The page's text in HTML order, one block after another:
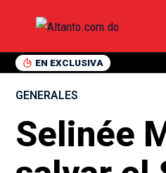
EN EXCLUSIVA
GENERALES
Selinée